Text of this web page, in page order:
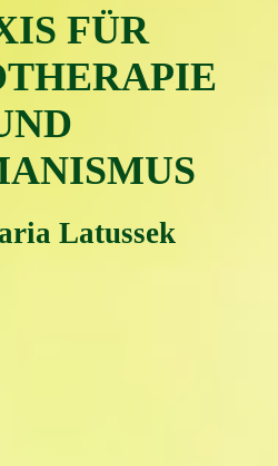
FÜR
ERAPIE
ISMUS
Latussek